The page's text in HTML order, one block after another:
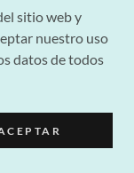
sitio web y
nuestro uso
datos de todos